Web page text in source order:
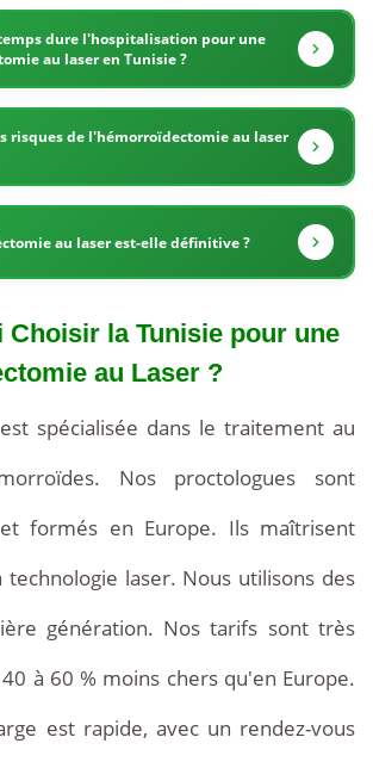
dure l'hospitalisation pour une
au laser en Tunisie ?
risques de l'hémorroïdectomie au laser
au laser est-elle définitive ?
Choisir la Tunisie pour une
au Laser ?
spécialisée dans le traitement au
Nos proctologues sont
formés en Europe. Ils maîtrisent
laser. Nous utilisons des
génération. Nos tarifs sont très
à 60 % moins chers qu'en Europe.
est rapide, avec un rendez-vous